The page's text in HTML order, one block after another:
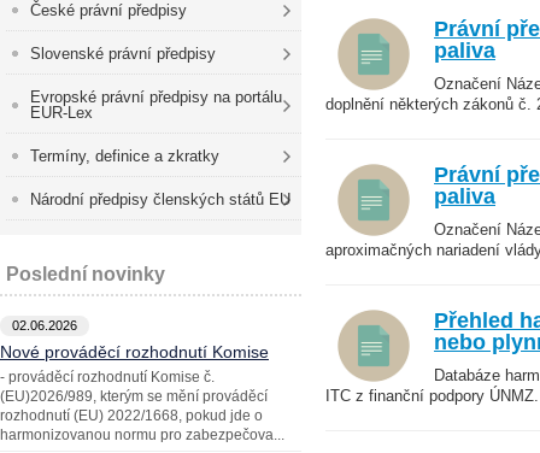
České právní předpisy
Slovenské právní předpisy
Evropské právní předpisy na portálu
EUR-Lex
Termíny, definice a zkratky
Národní předpisy členských států EU
Poslední novinky
02.06.2026
Nové prováděcí rozhodnutí Komise
- prováděcí rozhodnutí Komise č.
(EU)2026/989, kterým se mění prováděcí
rozhodnutí (EU) 2022/1668, pokud jde o
harmonizovanou normu pro zabezpečova...
Právní
paliva
Označení
doplnění některých zákonů č.
Právní
paliva
Označení
aproximačných nariadení
Přehled
nebo
Databáze
ITC z finanční podpory